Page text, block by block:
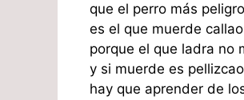
que el perro más
es el que muerde callao
porque el que ladra no
y si muerde es
hay que aprender de